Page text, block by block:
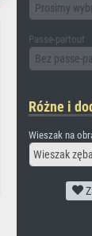
Prosimy
Passe-partout
Bez passe-
Różne i
Wieszak na
Wieszak